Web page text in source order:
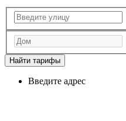
Найти тарифы
Введите адрес